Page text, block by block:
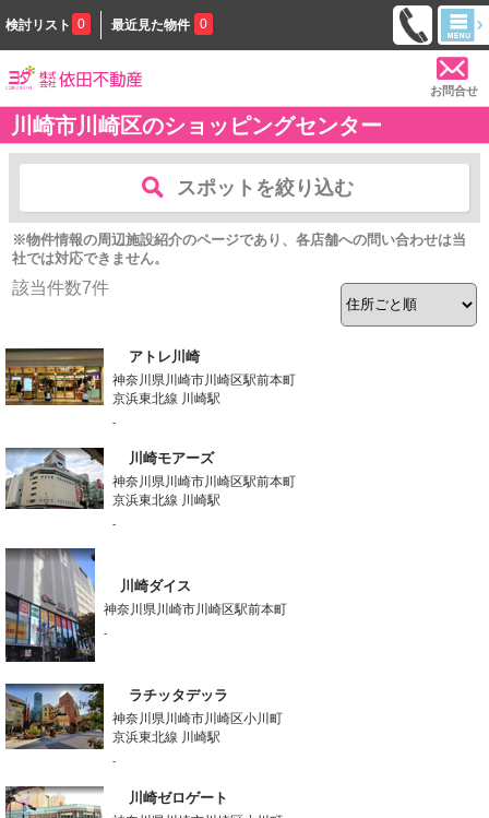
検討リスト 0 最近見た物件 0
お問合せ
川崎市川崎区のショッピングセンター
スポットを絞り込む
※物件情報の周辺施設紹介のページであり、各店舗への問い合わせは当
社では対応できません。
該当件数7件
アトレ川崎
神奈川県川崎市川崎区駅前本町
京浜東北線 川崎駅
-
川崎モアーズ
神奈川県川崎市川崎区駅前本町
京浜東北線 川崎駅
-
川崎ダイス
神奈川県川崎市川崎区駅前本町
-
ラチッタデッラ
神奈川県川崎市川崎区小川町
京浜東北線 川崎駅
-
川崎ゼロゲート